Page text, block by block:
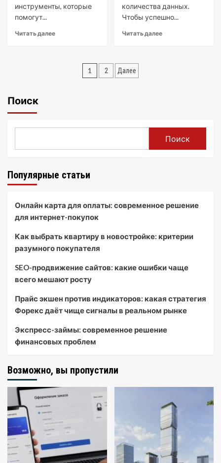
инструменты, которые
помогут...
Читать далее
количества данных.
Чтобы успешно...
Читать далее
Пагинация
1 2 Далее
Поиск
Поиск
Популярные статьи
Онлайн карта для оплаты: современное решение
для интернет-покупок
Как выбрать квартиру в новостройке: критерии
разумного покупателя
SEO-продвижение сайтов: какие ошибки чаще
всего мешают росту
Прайс экшен против индикаторов: какая стратегия
Форекс даёт чище сигналы в реальном рынке
Экспресс-займы: современное решение
финансовых проблем
Возможно, вы пропустили